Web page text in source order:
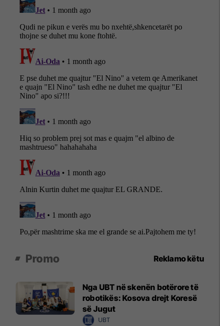
Promo Reklamo këtu
Nga UBT në skenën botërore të
robotikës: Kosova drejt Koresë
së Jugut
UBT